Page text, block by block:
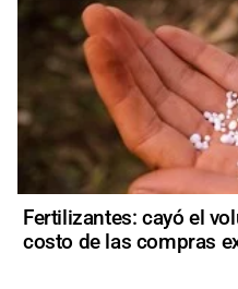
Fertilizantes: cayó el
costo de las compras